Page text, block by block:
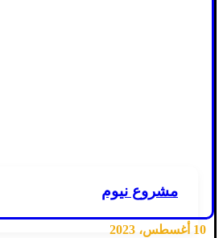
مشروع نيوم
10 أغسطس، 2023